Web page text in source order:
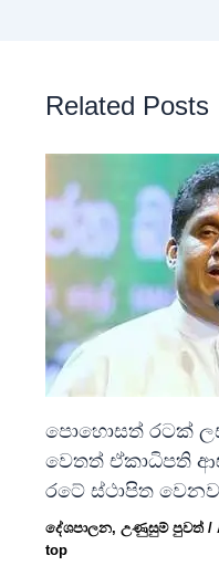
Related Posts
පොහොසත් රටක්
වෙතත් ඒකාධිපති
රටේ ස්ථාපිත
දේශපාලන,උණුසුම් පුවත්/
top